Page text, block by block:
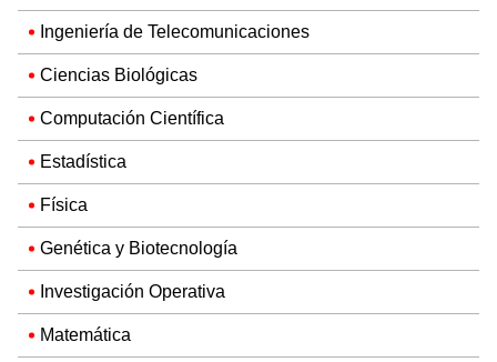
Ingeniería de Telecomunicaciones
Ciencias Biológicas
Computación Científica
Estadística
Física
Genética y Biotecnología
Investigación Operativa
Matemática